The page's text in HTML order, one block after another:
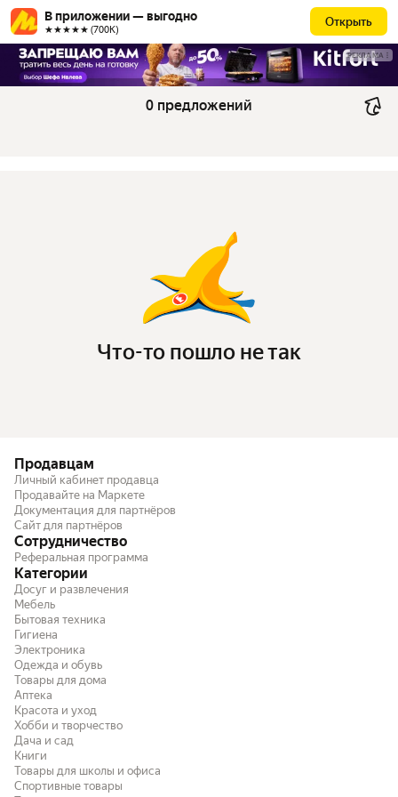
В приложении — выгодно
★★★★★ (700К)
Открыть
РЕКЛАМА
0 предложений
Что-то пошло не так
Продавцам
Личный кабинет продавца
Продавайте на Маркете
Документация для партнёров
Сайт для партнёров
Сотрудничество
Реферальная программа
Категории
Досуг и развлечения
Мебель
Бытовая техника
Гигиена
Электроника
Одежда и обувь
Товары для дома
Аптека
Красота и уход
Хобби и творчество
Дача и сад
Книги
Товары для школы и офиса
Спортивные товары